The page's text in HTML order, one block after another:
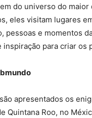
do universo do maior
eles visitam lugares
pessoas e momentos
inspiração para criar os
apresentados os
Quintana Roo, no